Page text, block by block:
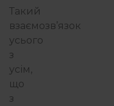
Такий
взаємозв’язок
усього
з
усім,
що
з